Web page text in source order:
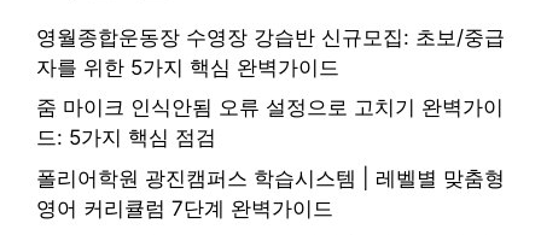
영월종합운동장 수영장 강습반 신규모집: 초보/중급
자를 위한 5가지 핵심 완벽가이드
줌 마이크 인식안됨 오류 설정으로 고치기 완벽가이
드: 5가지 핵심 점검
폴리어학원 광진캠퍼스 학습시스템 | 레벨별 맞춤형
영어 커리큘럼 7단계 완벽가이드